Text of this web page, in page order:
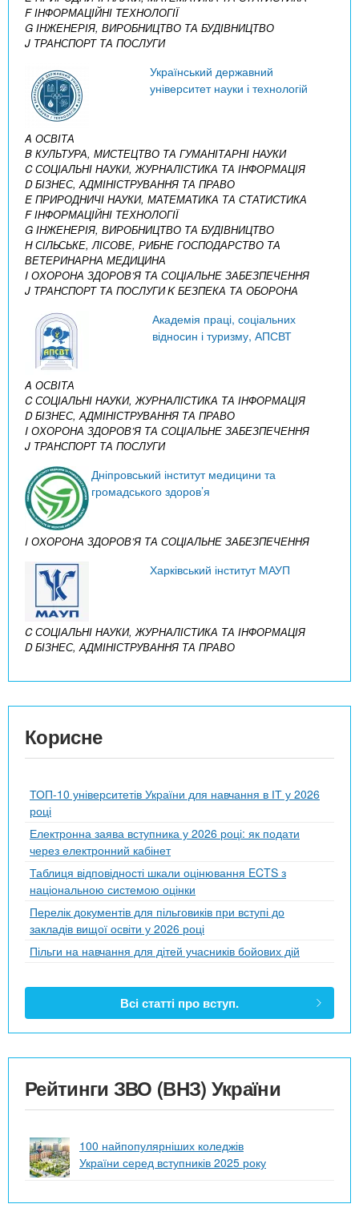
F ІНФОРМАЦІЙНІ ТЕХНОЛОГІЇ
G ІНЖЕНЕРІЯ, ВИРОБНИЦТВО ТА БУДІВНИЦТВО
J ТРАНСПОРТ ТА ПОСЛУГИ
Український державний
університет науки і технологій
A ОСВІТА
B КУЛЬТУРА, МИСТЕЦТВО ТА ГУМАНІТАРНІ НАУКИ
C СОЦІАЛЬНІ НАУКИ, ЖУРНАЛІСТИКА ТА ІНФОРМАЦІЯ
D БІЗНЕС, АДМІНІСТРУВАННЯ ТА ПРАВО
E ПРИРОДНИЧІ НАУКИ, МАТЕМАТИКА ТА СТАТИСТИКА
F ІНФОРМАЦІЙНІ ТЕХНОЛОГІЇ
G ІНЖЕНЕРІЯ, ВИРОБНИЦТВО ТА БУДІВНИЦТВО
H СІЛЬСЬКЕ, ЛІСОВЕ, РИБНЕ ГОСПОДАРСТВО ТА
ВЕТЕРИНАРНА МЕДИЦИНА
I ОХОРОНА ЗДОРОВ’Я ТА СОЦІАЛЬНЕ ЗАБЕЗПЕЧЕННЯ
J ТРАНСПОРТ ТА ПОСЛУГИK БЕЗПЕКА ТА ОБОРОНА
Академія праці, соціальних
відносин і туризму, АПСВТ
A ОСВІТА
C СОЦІАЛЬНІ НАУКИ, ЖУРНАЛІСТИКА ТА ІНФОРМАЦІЯ
D БІЗНЕС, АДМІНІСТРУВАННЯ ТА ПРАВО
I ОХОРОНА ЗДОРОВ’Я ТА СОЦІАЛЬНЕ ЗАБЕЗПЕЧЕННЯ
J ТРАНСПОРТ ТА ПОСЛУГИ
Дніпровський інститут медицини та
громадського здоров’я
I ОХОРОНА ЗДОРОВ’Я ТА СОЦІАЛЬНЕ ЗАБЕЗПЕЧЕННЯ
Харківський інститут МАУП
C СОЦІАЛЬНІ НАУКИ, ЖУРНАЛІСТИКА ТА ІНФОРМАЦІЯ
D БІЗНЕС, АДМІНІСТРУВАННЯ ТА ПРАВО
Корисне
ТОП-10 університетів України для навчання в ІТ у 2026
році
Електронна заява вступника у 2026 році: як подати
через електронний кабінет
Таблиця відповідності шкали оцінювання ECTS з
національною системою оцінки
Перелік документів для пільговиків при вступі до
закладів вищої освіти у 2026 році
Пільги на навчання для дітей учасників бойових дій
Всі статті про вступ.
Рейтинги ЗВО (ВНЗ) України
100 найпопулярніших коледжів
України серед вступників 2025 року